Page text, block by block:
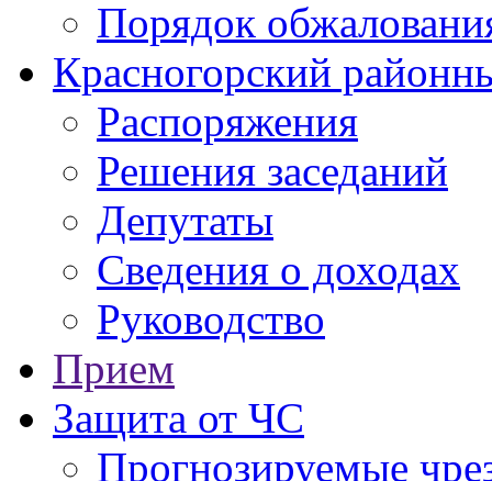
Порядок
Красногорский
Распоряжения
Решения заседаний
Депутаты
Сведения о доходах
Руководство
Прием
Защита от ЧС
Прогнозируемые